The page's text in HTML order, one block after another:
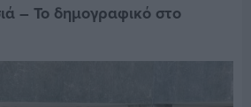
– Το δημογραφικό στο